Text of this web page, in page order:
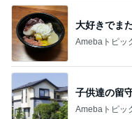
大好きでま
Amebaトピッ
子供達の留
Amebaトピッ